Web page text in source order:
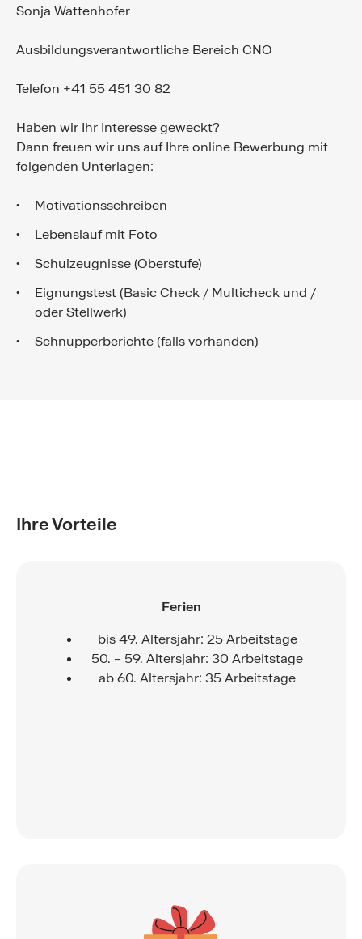
Sonja Wattenhofer
Ausbildungsverantwortliche Bereich CNO
Telefon +41 55 451 30 82
Haben wir Ihr Interesse geweckt?
Dann freuen wir uns auf Ihre online Bewerbung mit
folgenden Unterlagen:
Motivationsschreiben
Lebenslauf mit Foto
Schulzeugnisse (Oberstufe)
Eignungstest (Basic Check / Multicheck und /
oder Stellwerk)
Schnupperberichte (falls vorhanden)
Ihre Vorteile
Ferien
bis 49. Altersjahr: 25 Arbeitstage
50. – 59. Altersjahr: 30 Arbeitstage
ab 60. Altersjahr: 35 Arbeitstage